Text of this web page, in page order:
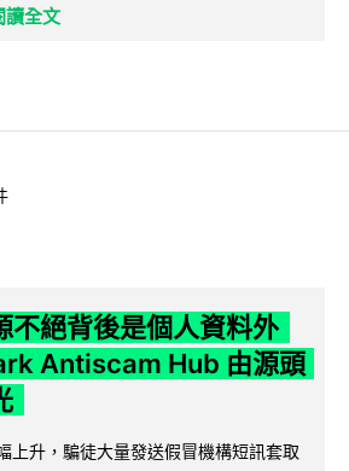
讀全文
不絕背後是個人資料外
Antiscam Hub 由源頭
上升，騙徒大量發送假冒機構短訊套取